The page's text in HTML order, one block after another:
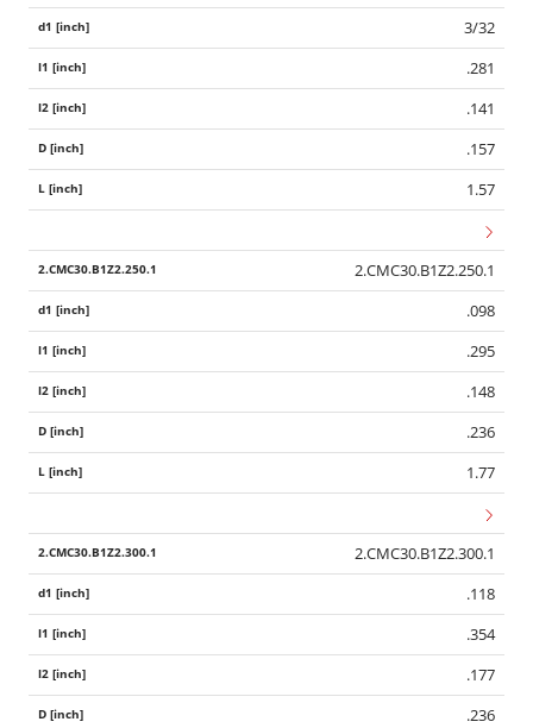
3/32
.281
.141
.157
1.57
2.CMC30.B1Z2.250.1
.098
.295
.148
.236
1.77
2.CMC30.B1Z2.300.1
.118
.354
.177
.236